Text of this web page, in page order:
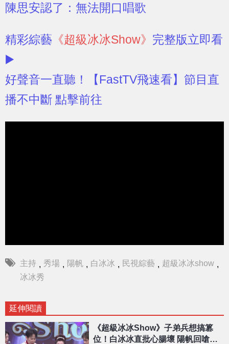
陳思安認了：無法開口唱歌
精彩綜藝 《超級冰冰Show》 完整版立即看
▶️
好聲音一直聽！【FastTV飛速看】節目直
播不中斷 點擊前往
主持 , 秀場 , 陽帆 , 白冰冰 , 民視綜藝 , 超級冰冰show ,
冰冰秀
延伸閱讀
《超級冰冰Show》子弟兵想搞篡
位！白冰冰直批心腸壞 陽帆回嗆一